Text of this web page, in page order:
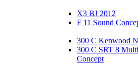
X3 BJ 2012
F 11 Sound
300 C Kenwood
300 C SRT 8
Concept